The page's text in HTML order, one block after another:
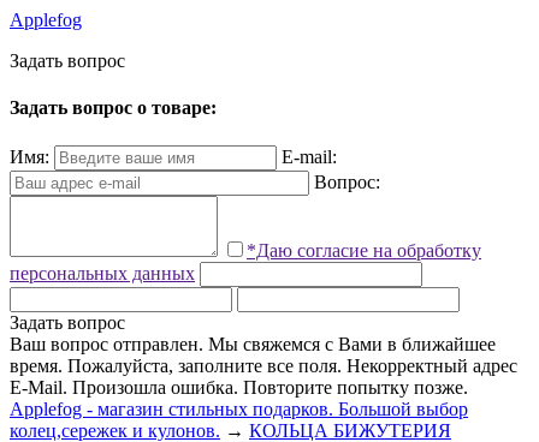
Applefog
Задать вопрос
Задать вопрос о товаре:
Имя:
E-mail:
Вопрос:
*Даю согласие на обработку
персональных данных
Задать вопрос
Ваш вопрос отправлен. Мы свяжемся с Вами в ближайшее
время. Пожалуйста, заполните все поля. Некорректный адрес
E-Mail. Произошла ошибка. Повторите попытку позже.
Applefog - магазин стильных подарков. Большой выбор
колец,сережек и кулонов. → КОЛЬЦА БИЖУТЕРИЯ